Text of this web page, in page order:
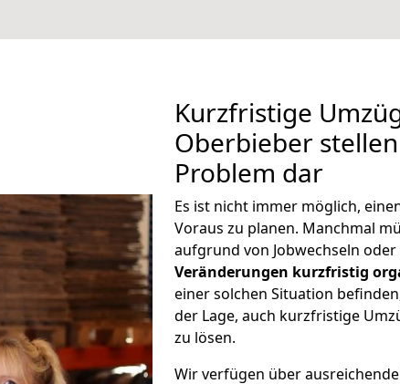
Kurzfristige
Oberbieber
Problem dar
Es ist nicht immer möglich,
Voraus zu planen. Manchmal
aufgrund von Jobwechseln
Veränderungen kurzfristig
einer solchen Situation
der Lage, auch kurzfristige
zu lösen.
Wir verfügen über